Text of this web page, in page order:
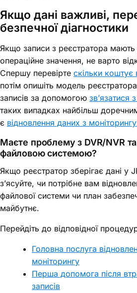
Якщо дані важливі,
безпечної діагностики
Якщо записи з реєстратора
операційне значення, не варто
Спершу перевірте скільки коштує
потім опишіть модель реєстратора
записів за допомогою зв’язатися
таких випадках найбільш
є відновлення даних з
Маєте проблему з DVR/NVR
файловою системою?
Якщо реєстратор зберігає дані у
з’ясуйте, чи потрібне вам
файлової системи чи план
майбутнє.
Перейдіть до відповідної
Головна послуга
моніторингу
Перша допомога після
записів